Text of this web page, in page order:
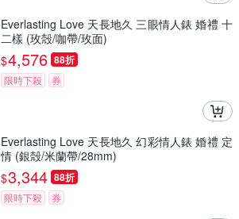
Everlasting Love 天長地久 三眼情人錶 婚禮 十
二樣 (玫殻/咖帶/玫面)
$4,576 88折
限時下殺 券
Everlasting Love 天長地久 幻彩情人錶 婚禮 定
情 (銀殻/米蘭帶/28mm)
$3,344 88折
限時下殺 券